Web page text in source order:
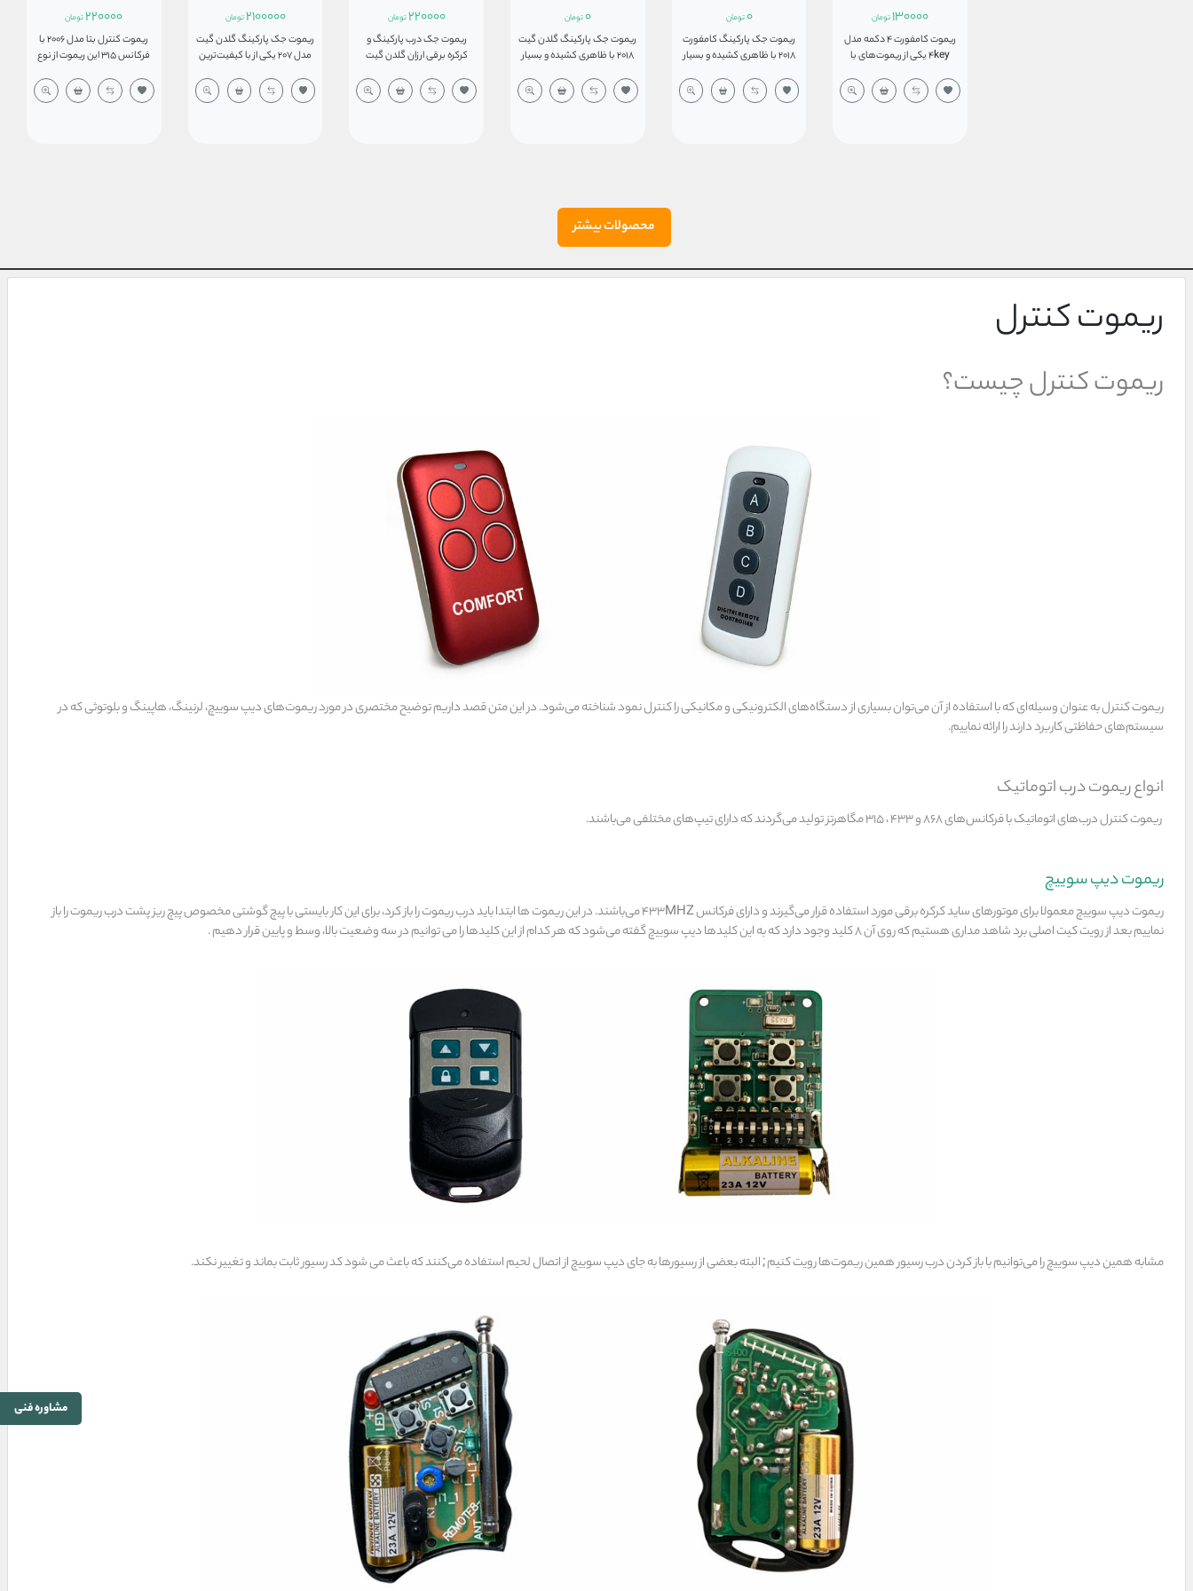
مشاوره فنی
130000تومان
ریموت کامفورت 4 دکمه مدل
4key یکی از ریموت‌های با
می‌باشد و با فرکانس
433.92MHz در بازار عرضه
باتری سکه‌ای 12 ولت مدل 2032
0تومان
ریموت جک پارکینگ کامفورت
2018 با ظاهری کشیده و بسیار
قلمی نیز معروف است با کد
فرکانسی 433.92MHz عرضه
پارکینگی و درب‌های اتوماتیک
0تومان
ریموت جک پارکینگ گلدن گیت
2018 با ظاهری کشیده و بسیار
قلمی نیز معروف است با کد
فرکانسی 433.92MHz عرضه
می‌باشد. این نوع ابزار کنترل ازراه
دور از ریموت های باکیفیت
پارکینگی و درب های اتوماتیک
220000تومان
ریموت جک درب پارکینگ و
کرکره برقی ارزان گلدن گیت
سازگار با اکثر محصولات ایرانی
دارای ظاهری زیبا با بدنه ای
2100000تومان
ریموت جک پارکینگ گلدن گیت
مدل 207 یکی از با کیفیت‌ترین
بازار ایران می‌باشد که با فرکانس
433.92MHz در بازار عرضه شده
220000تومان
ریموت کنترل بتا مدل 2006 با
فرکانس 315 این ریموت از نوع
کردن دارد. مناسب درب
اتوماتیک و برخی دزدگیرها
دزدگیرهای بتا و چند برند دیگر
محصولات بیشتر
ریموت کنترل
ریموت کنترل چیست؟
ریموت کنترل به عنوان وسیله‌ای که با استفاده از آن می‌توان بسیاری از دستگاه‌های الکترونیکی و مکانیکی را کنترل نمود شناخته می‌شود. در این متن قصد داریم توضیح مختصری در مورد ریموت‌های دیپ سوییچ، لرنینگ، هاپینگ و بلوتوثی که در
سیستم‌های حفاظتی کاربرد دارند را ارائه نماییم.
انواعریموت درب اتوماتیک
ریموت کنترل درب‌های اتوماتیک با فرکانس‌های 868 و 433 ، 315 مگاهرتز تولید می‌گردند که دارای تیپ‌های مختلفی می‌باشند.
ریموت دیپ سوییچ
ریموت دیپ سوییچ معمولا برای موتورهای ساید کرکره برقی مورد استفاده قرار می‌گیرند و دارای فرکانس ۴۳۳MHZ می‌باشند. در این ریموت ها ابتدا باید درب ریموت را باز کرد، برای این کار بایستی با پیچ گوشتی مخصوص پیچ ریز پشت درب ریموت را باز
نماییم بعد از رویت کیت اصلی برد شاهد مداری هستیم که روی آن ۸ کلید وجود دارد که به این کلیدها دیپ سوییچ گفته می‌شود که هر کدام از این کلیدها را می توانیم در سه وضعیت بالا، وسط و پایین قرار دهیم .
مشابه همین دیپ سوییچ را می‌توانیم با باز کردن درب رسیور همین ریموت‌ها رویت کنیم ; البته بعضی از رسیورها به جای دیپ سوییچ از اتصال لحیم استفاده می‌کنند که باعث می شود کد رسیور ثابت بماند و تغییر نکند.